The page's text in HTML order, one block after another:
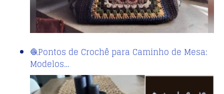
🧶Pontos de Crochê para Caminho de Mesa:
Modelos…